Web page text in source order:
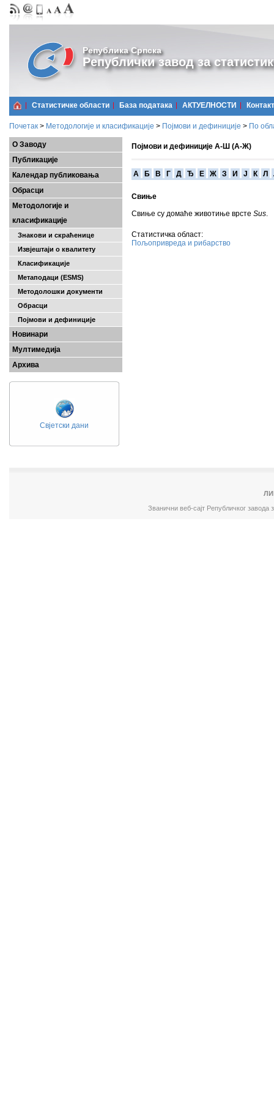
Република Српска
Републички завод за
Статистичке области Базa података АКТУЕЛНОСТИ Контакт
Почетак > Методологије и класификације > Појмови и дефиниције > По
О Заводу
Публикације
Календар публиковања
Обрасци
Методологије и
класификације
Знакови и скраћенице
Извјештаји о квалитету
Класификације
Метаподаци (ESMS)
Методолошки документи
Обрасци
Појмови и дефиниције
Новинари
Мултимедија
Архива
Свјетски дани
Појмови и дефиниције А-Ш (А-Ж)
A Б В Г Д Ђ Е Ж З И Ј К Л
Свињe
Свиње су домаће животиње врсте Sus.
Статистичка област:
Пољопривреда и рибарство
Званични веб-сајт Републичког